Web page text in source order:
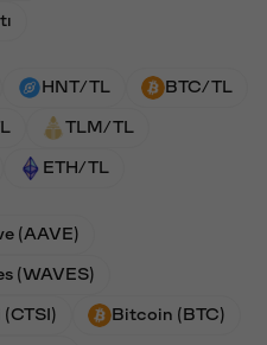
HNT/TL BTC/TL
TLM/TL
ETH/TL
(AAVE)
(WAVES)
Bitcoin (BTC)